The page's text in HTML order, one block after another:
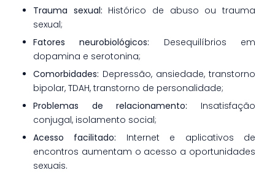
Trauma sexual: Histórico de abuso ou trauma
sexual;
Fatores neurobiológicos: Desequilíbrios em
dopamina e serotonina;
Comorbidades: Depressão, ansiedade, transtorno
bipolar, TDAH, transtorno de personalidade;
Problemas de relacionamento: Insatisfação
conjugal, isolamento social;
Acesso facilitado: Internet e aplicativos de
encontros aumentam o acesso a oportunidades
sexuais.